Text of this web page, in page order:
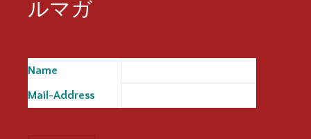
ルマガ
Name
Mail-Address